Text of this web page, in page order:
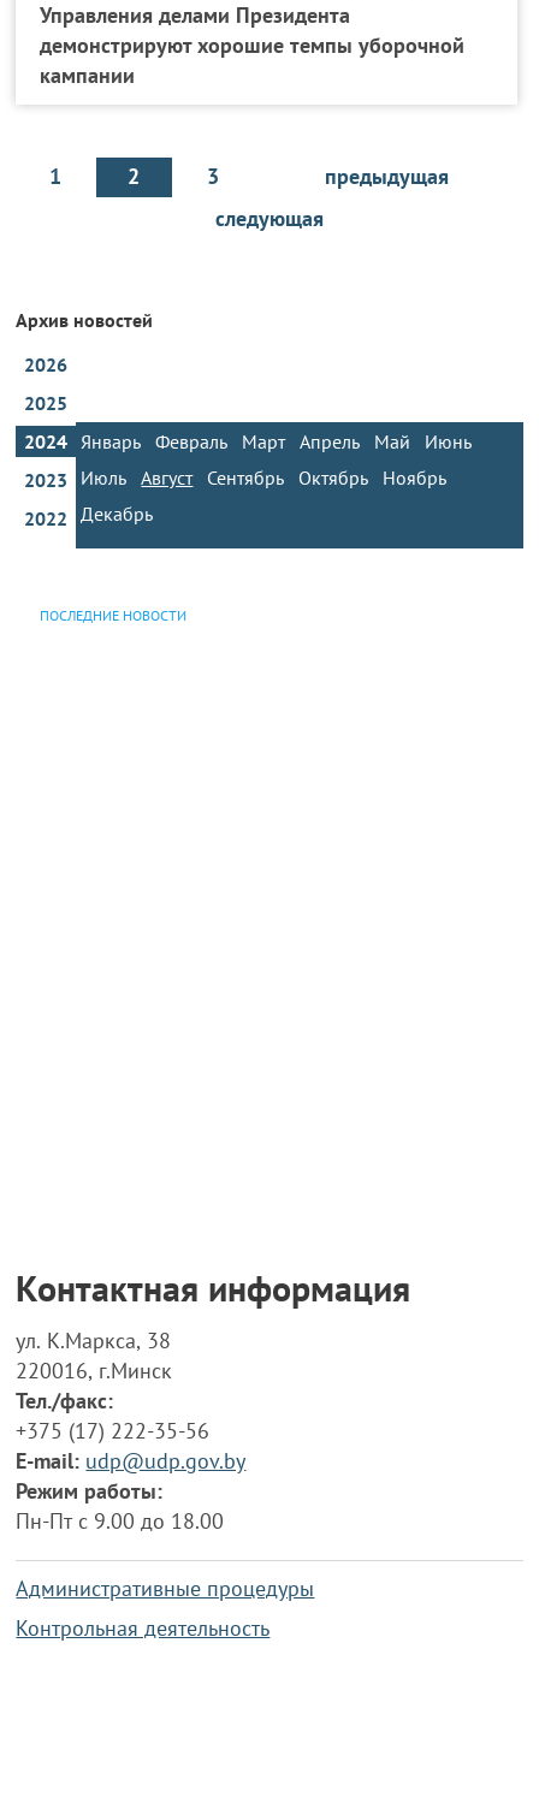
Управления делами Президента
демонстрируют хорошие темпы уборочной
кампании
предыдущая
1 2
3
следующая
Архив новостей
2026
2025
2024 Январь Февраль Март Апрель Май
Июнь
Июль
Август Сентябрь Октябрь
Ноябрь
Декабрь
2023
2022
ПОСЛЕДНИЕ НОВОСТИ
Контактная информация
ул. К.Маркса, 38
220016, г.Минск
Тел./факс:
+375 (17) 222-35-56
E-mail: udp@udp.gov.by
Режим работы:
Пн-Пт с 9.00 до 18.00
Административные процедуры
Контрольная деятельность